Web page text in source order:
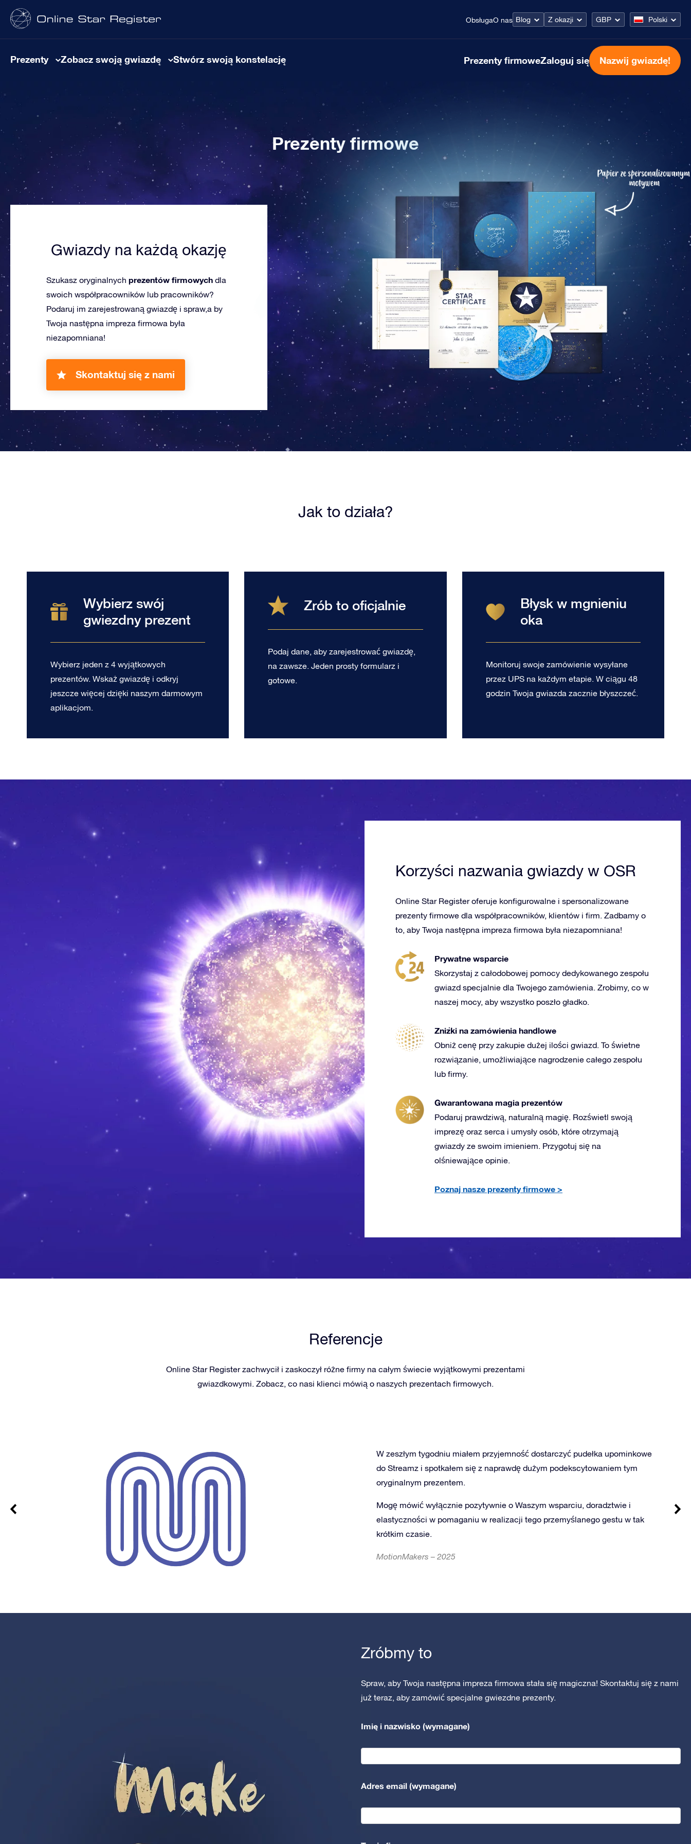
ObsługaO nas Blog Z okazji GBP Polski
Prezenty Zobacz swoją gwiazdę Stwórz swoją konstelację Prezenty firmoweZaloguj się Nazwij gwiazdę!
Prezenty firmowe
Gwiazdy na każdą okazję
Szukasz oryginalnych prezentów firmowych dla
swoich współpracowników lub pracowników?
Podaruj im zarejestrowaną gwiazdę i spraw,a by
Twoja następna impreza firmowa była
niezapomniana!
Skontaktuj się z nami
Jak to działa?
Wybierz swój
gwiezdny prezent
Wybierz jeden z 4 wyjątkowych
prezentów. Wskaż gwiazdę i odkryj
jeszcze więcej dzięki naszym darmowym
aplikacjom.
Zrób to oficjalnie
Podaj dane, aby zarejestrować gwiazdę,
na zawsze. Jeden prosty formularz i
gotowe.
Błysk w mgnieniu
oka
Monitoruj swoje zamówienie wysyłane
przez UPS na każdym etapie. W ciągu 48
godzin Twoja gwiazda zacznie błyszczeć.
Korzyści nazwania gwiazdy w OSR
Online Star Register oferuje konfigurowalne i spersonalizowane
prezenty firmowe dla współpracowników, klientów i firm. Zadbamy o
to, aby Twoja następna impreza firmowa była niezapomniana!
Prywatne wsparcie
Skorzystaj z całodobowej pomocy dedykowanego zespołu
gwiazd specjalnie dla Twojego zamówienia. Zrobimy, co w
naszej mocy, aby wszystko poszło gładko.
Zniżki na zamówienia handlowe
Obniż cenę przy zakupie dużej ilości gwiazd. To świetne
rozwiązanie, umożliwiające nagrodzenie całego zespołu
lub firmy.
Gwarantowana magia prezentów
Podaruj prawdziwą, naturalną magię. Rozświetl swoją
imprezę oraz serca i umysły osób, które otrzymają
gwiazdy ze swoim imieniem. Przygotuj się na
olśniewające opinie.
Poznaj nasze prezenty firmowe >
Referencje
Online Star Register zachwycił i zaskoczył różne firmy na całym świecie wyjątkowymi prezentami
gwiazdkowymi. Zobacz, co nasi klienci mówią o naszych prezentach firmowych.
W zeszłym tygodniu miałem przyjemność dostarczyć pudełka upominkowe
do Streamz i spotkałem się z naprawdę dużym podekscytowaniem tym
oryginalnym prezentem.
Mogę mówić wyłącznie pozytywnie o Waszym wsparciu, doradztwie i
elastyczności w pomaganiu w realizacji tego przemyślanego gestu w tak
krótkim czasie.
MotionMakers – 2025
Zróbmy to
Spraw, aby Twoja następna impreza firmowa stała się magiczna! Skontaktuj się z nami
już teraz, aby zamówić specjalne gwiezdne prezenty.
Imię i nazwisko (wymagane)
Adres email (wymagane)